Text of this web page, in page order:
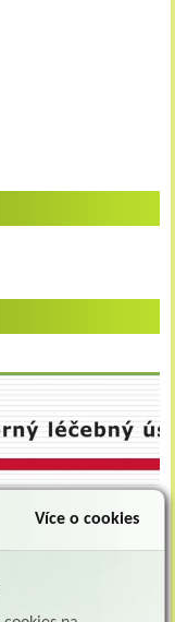
Více o cookies